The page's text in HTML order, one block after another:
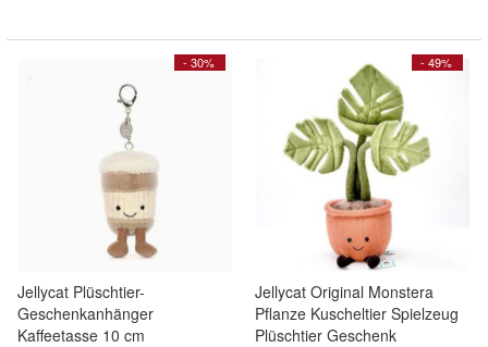
- 30%
Jellycat Plüschtier-
Geschenkanhänger
Kaffeetasse 10 cm
- 49%
Jellycat Original Monstera
Pflanze Kuscheltier Spielzeug
Plüschtier Geschenk